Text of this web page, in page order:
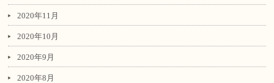
2020年11月
2020年10月
2020年9月
2020年8月